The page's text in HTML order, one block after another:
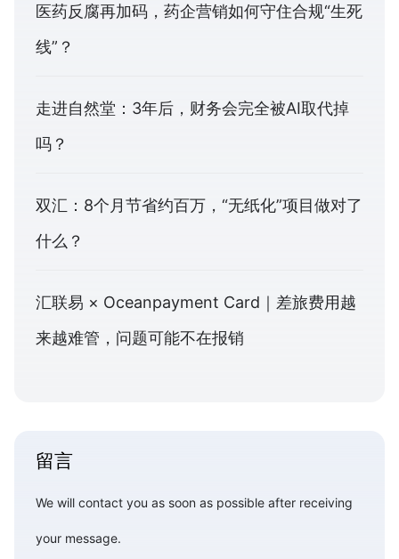
医药反腐再加码，药企营销如何守住合规“生死
线”？
走进自然堂：3年后，财务会完全被AI取代掉
吗？
双汇：8个月节省约百万，“无纸化”项目做对了
什么？
汇联易 × Oceanpayment Card｜差旅费用越
来越难管，问题可能不在报销
留言
We will contact you as soon as possible after receiving
your message.